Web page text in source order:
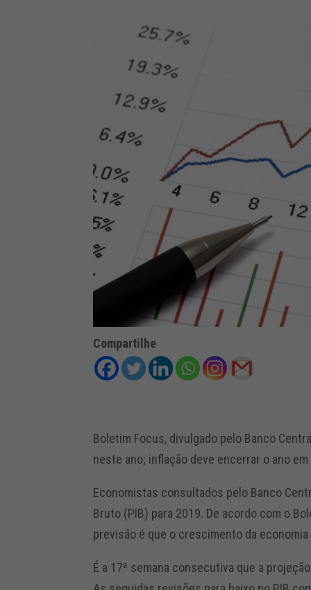
Compartilhe
Boletim Focus, divulgado pelo Banco
neste ano; inflação deve encerrar o ano em
Economistas consultados pelo Banco
Bruto (PIB) para 2019. De acordo com o
previsão é que o crescimento da
É a 17ª semana consecutiva que a